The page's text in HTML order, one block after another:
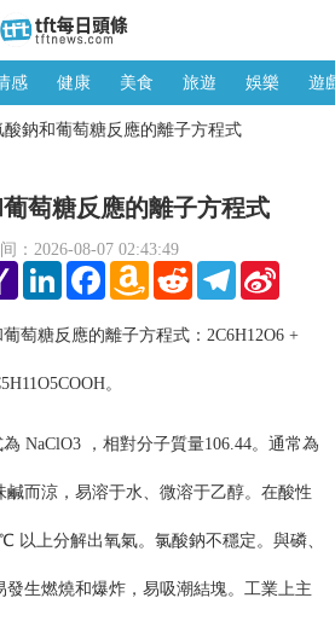
感 健康 美食 旅遊 娛樂 遊
酸鈉和葡萄糖反應的離子方程式
萄糖反應的離子方程式
：2026-08-07 02:43:49
Yahoo
Mail
LinkedInFacebookAmazon
Wish
RedditTelegramSina
糖反應的離子方程式：2C6H12O6 +
。
，相對分子質量106.44。通常為
鹹而涼，易溶于水、微溶于乙醇。在酸性
以上分解出氧氣。氯酸鈉不穩定。與磷、
生燃燒和爆炸，易吸潮結塊。工業上主